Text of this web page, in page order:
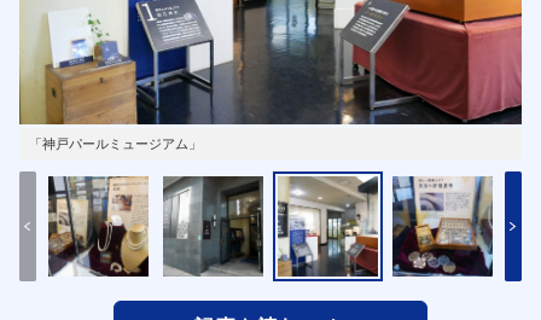
「神戸パールミュージアム」